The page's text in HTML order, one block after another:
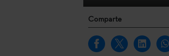
Comparte